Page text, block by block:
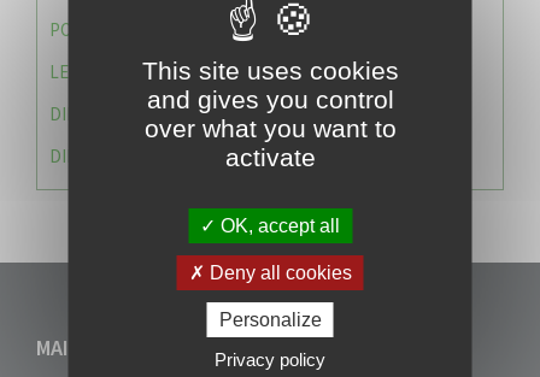
POLICE MUNICIPALE
LE CABINET DU MAIRE
DIRECTION DES RESSOURCES ET MOYENS
DIRECTION DU DEVELLOPPEMENT URBAIN DURABL
MAIRIE DU VAUCLIN
This site uses cookies
and gives you control
over what you want to
activate
OK, accept all
Deny all cookies
Personalize
Privacy policy